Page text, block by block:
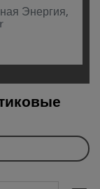
Энергия,